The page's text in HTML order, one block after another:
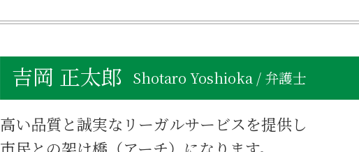
不動産相続登記 自分で
遺産 分割方法
不動産相続 売却 相談
不動産相続 揉める
不動産相続登記 必要書類
吉岡 正太郎 Shotaro Yoshioka / 弁護士
高い品質と誠実なリーガルサービスを提供し